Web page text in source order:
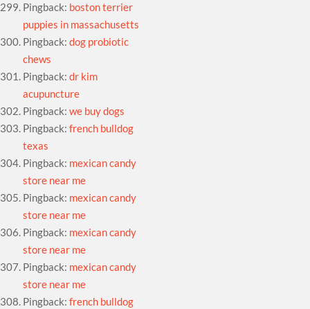
Pingback: boston terrier
puppies in massachusetts
Pingback:dog probiotic
chews
Pingback:dr kim
acupuncture
Pingback:we buy dogs
Pingback:french bulldog
texas
Pingback: mexican candy
store near me
Pingback: mexican candy
store near me
Pingback: mexican candy
store near me
Pingback: mexican candy
store near me
Pingback:french bulldog